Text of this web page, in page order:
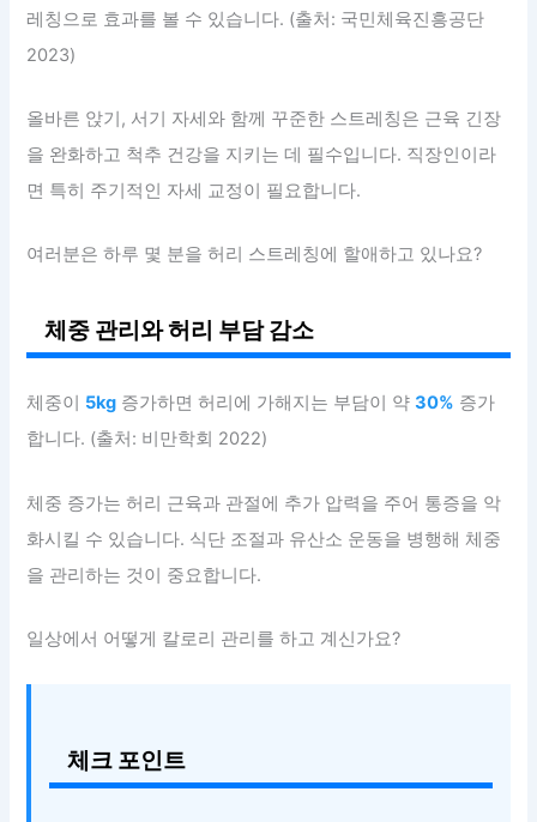
레칭으로 효과를 볼 수 있습니다. (출처: 국민체육진흥공단
2023)
올바른 앉기, 서기 자세와 함께 꾸준한 스트레칭은 근육 긴장
을 완화하고 척추 건강을 지키는 데 필수입니다. 직장인이라
면 특히 주기적인 자세 교정이 필요합니다.
여러분은 하루 몇 분을 허리 스트레칭에 할애하고 있나요?
체중 관리와 허리 부담 감소
체중이 5kg 증가하면 허리에 가해지는 부담이 약30% 증가
합니다. (출처: 비만학회 2022)
체중 증가는 허리 근육과 관절에 추가 압력을 주어 통증을 악
화시킬 수 있습니다. 식단 조절과 유산소 운동을 병행해 체중
을 관리하는 것이 중요합니다.
일상에서 어떻게 칼로리 관리를 하고 계신가요?
체크 포인트